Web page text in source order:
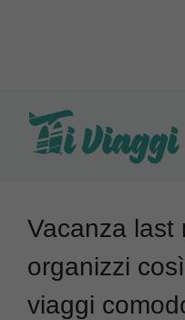
Vacanza last
organizzi
viaggi